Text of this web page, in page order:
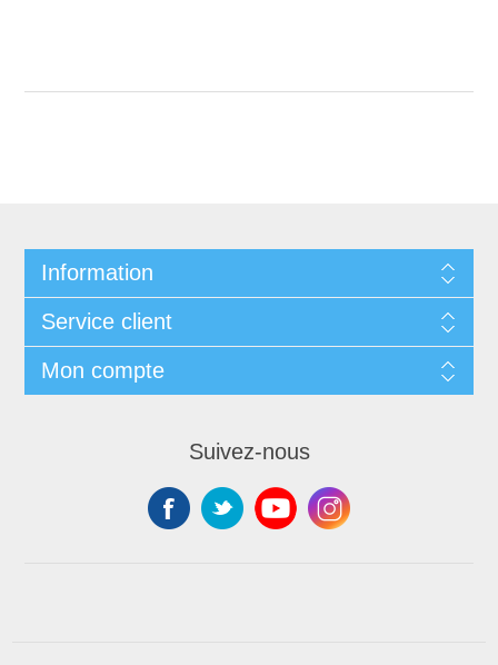
Information
Service client
Mon compte
Suivez-nous